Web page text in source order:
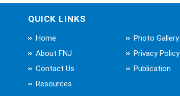
QUICK LINKS
Home
Photo Gallery
About FNJ
Privacy Policy
Contact Us
Publication
Resources